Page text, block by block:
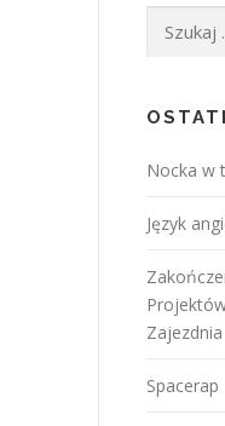
Nocka w
Język
Zajezdnia
Spacerap